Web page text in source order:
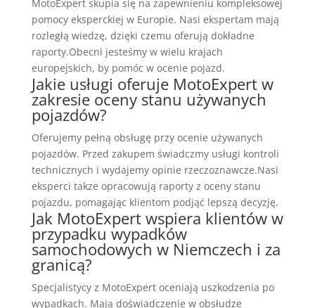
MotoExpert skupia się na zapewnieniu kompleksowej
pomocy eksperckiej w Europie. Nasi ekspertam mają
rozległą wiedzę, dzięki czemu oferują dokładne
raporty.Obecni jesteśmy w wielu krajach
europejskich, by pomóc w ocenie pojazd.
Jakie usługi oferuje MotoExpert w
zakresie oceny stanu używanych
pojazdów?
Oferujemy pełną obsługę przy ocenie używanych
pojazdów. Przed zakupem świadczmy usługi kontroli
technicznych i wydajemy opinie rzeczoznawcze.Nasi
eksperci takze opracowują raporty z oceny stanu
pojazdu, pomagając klientom podjąć lepszą decyzję.
Jak MotoExpert wspiera klientów w
przypadku wypadków
samochodowych w Niemczech i za
granicą?
Specjalistycy z MotoExpert oceniają uszkodzenia po
wypadkach. Mają doświadczenie w obsłudze